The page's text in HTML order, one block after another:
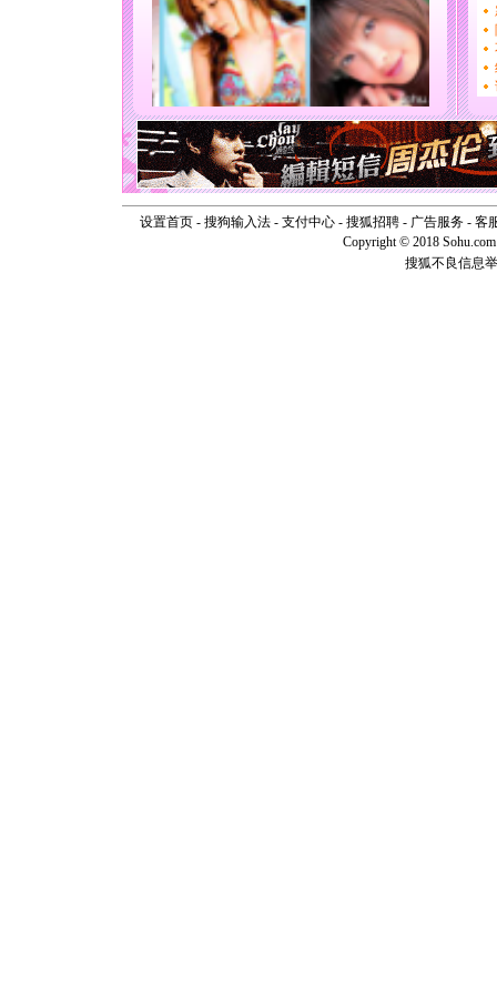
送你一
[圣诞节]
你太多
要平安
[圣诞节]
能正大
天都要快
[圣诞节]
如意,快
[元旦]看
断电。爱
你是我专
[元旦]
起；二是
离。水晶
设置首页- 搜狗输入法- 支付中心- 搜狐招聘- 广告服务- 客
Copyright © 2018
搜狐不良信息